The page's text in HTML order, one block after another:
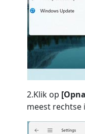
2.Klik op
meest